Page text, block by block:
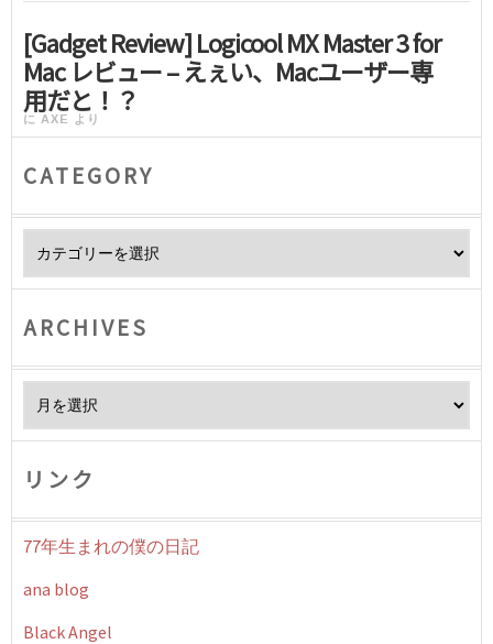
[Gadget Review] Logicool MX Master 3 for
Mac レビュー – えぇい、Macユーザー専
用だと！？
に AXE より
CATEGORY
ARCHIVES
リンク
77年生まれの僕の日記
ana blog
Black Angel